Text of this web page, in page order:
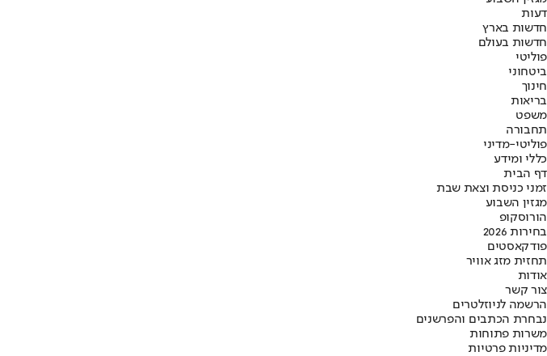
דעות
חדשות בארץ
חדשות בעולם
פוליטי
ביטחוני
חינוך
בריאות
משפט
תחבורה
פוליטי-מדיני
כללי ומידע
דף הבית
זמני כניסת וצאת שבת
מגזין השבוע
הורוסקופ
בחירות 2026
פודקאסטים
תחזית מזג אוויר
אודות
צור קשר
הרשמה לניוזלטרים
נבחרת הכתבים והפרשנים
משרות פתוחות
מדיניות פרטיות